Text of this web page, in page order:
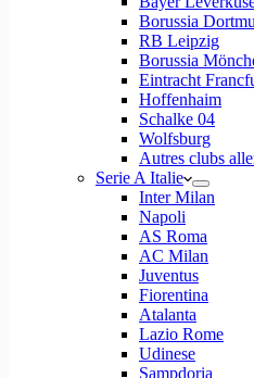
Borussia
RB Leipzig
Borussia
Eintracht
Hoffenhaim
Schalke 04
Wolfsburg
Autres clubs
Serie A Italie
Inter Milan
Napoli
AS Roma
AC Milan
Juventus
Fiorentina
Atalanta
Lazio Rome
Udinese
Sampdoria